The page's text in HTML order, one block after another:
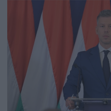
bozóttüzek is.